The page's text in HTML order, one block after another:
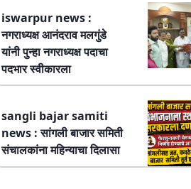
iswarpur news :
नगराध्यक्ष आनंदराव मलगुंडे
यांनी पुन्हा नगराध्यक्ष पदाचा
पदभार स्वीकारला
sangli bajar samiti
news : सांगली बाजार समिती
संचालकांना महिन्याचा दिलासा